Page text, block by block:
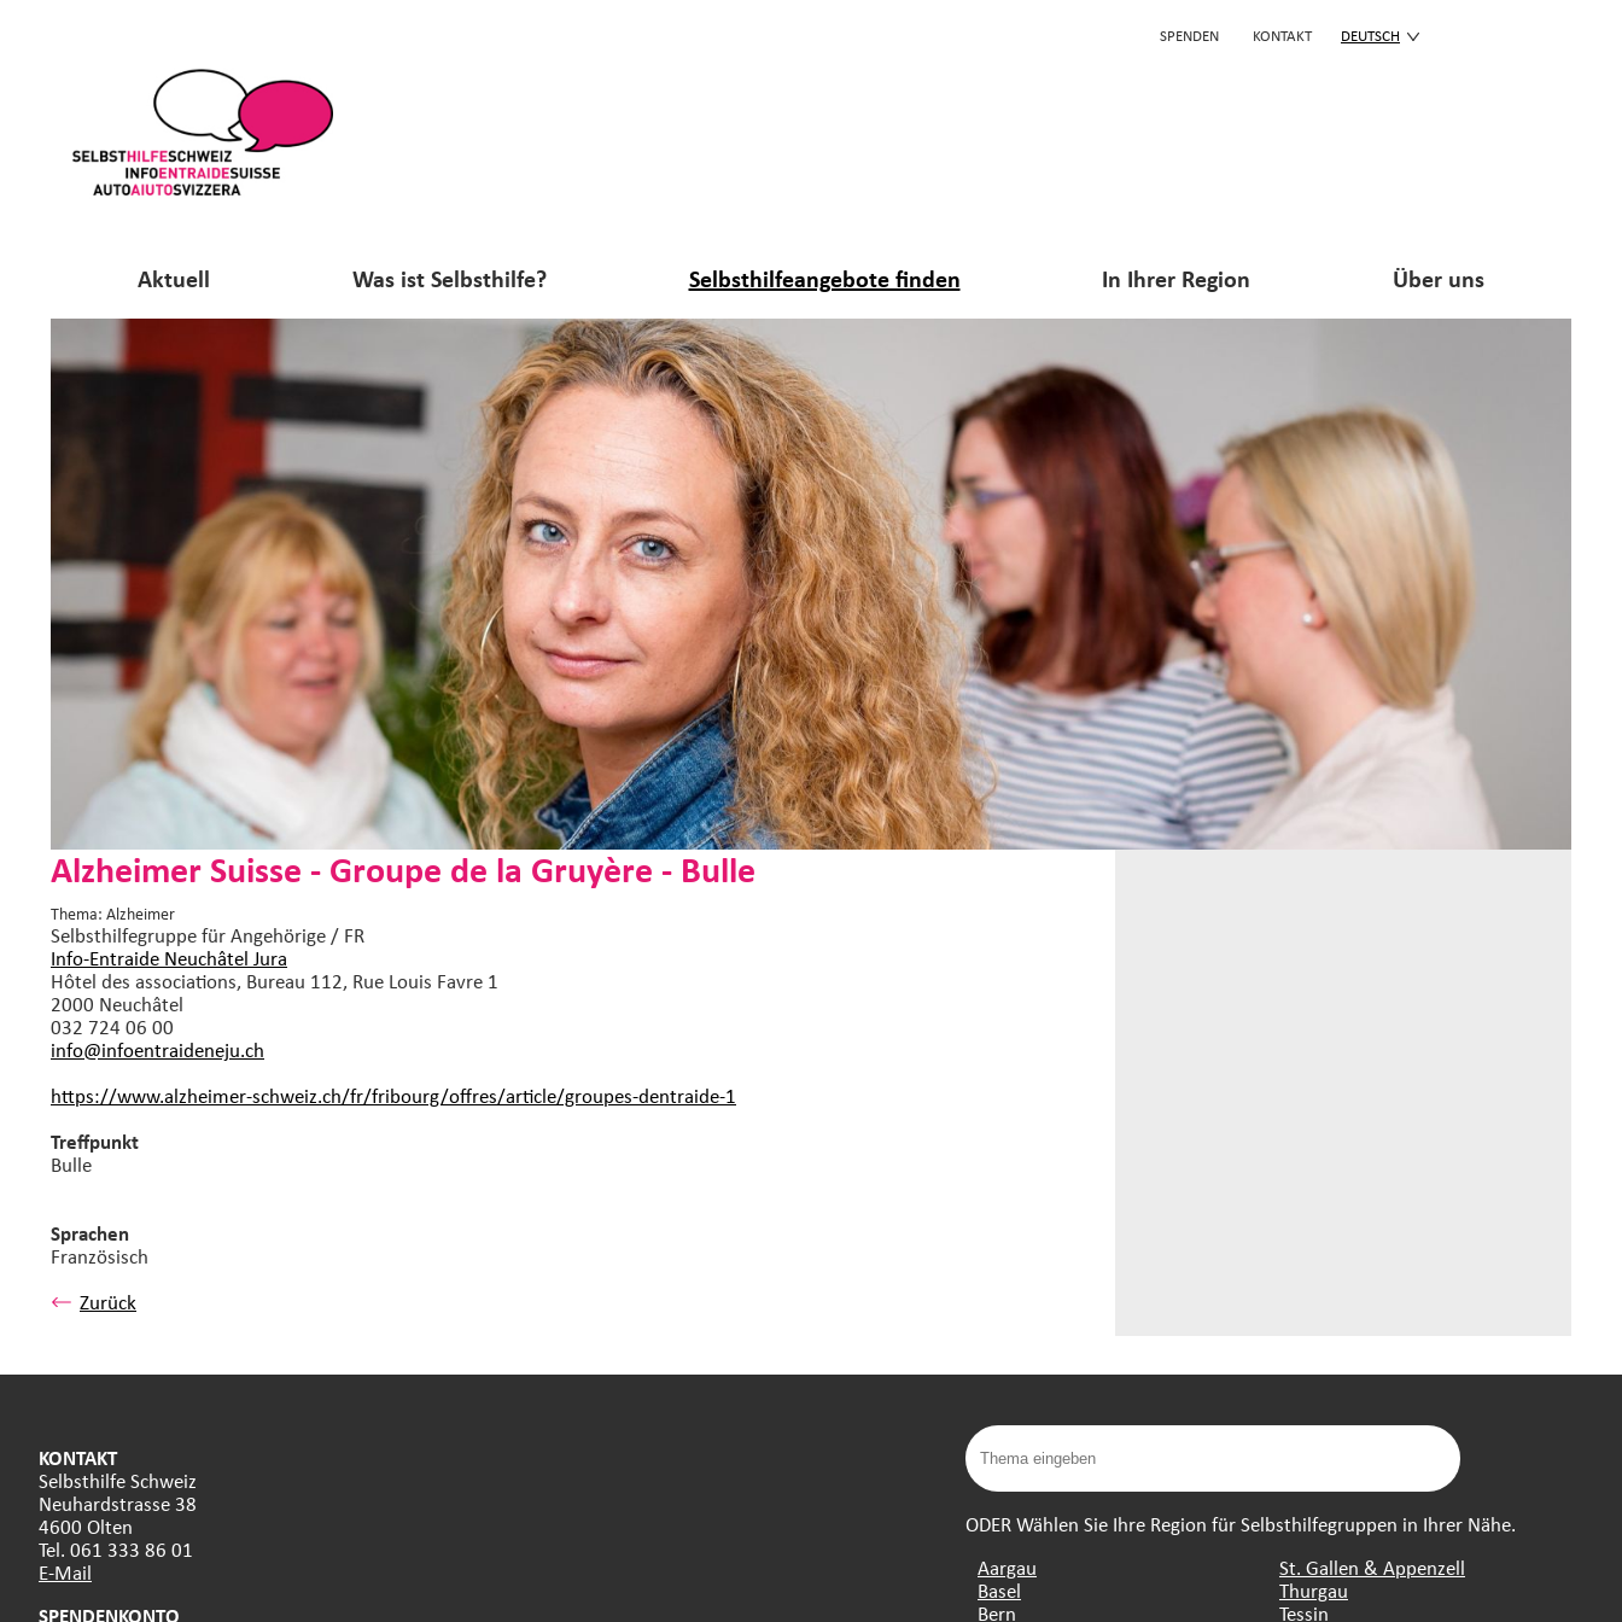
SPENDEN KONTAKT DEUTSCH
Aktuell Was ist Selbsthilfe? Selbsthilfeangebote finden In Ihrer Region Über uns
Alzheimer Suisse - Groupe de la Gruyère - Bulle
Thema: Alzheimer
Selbsthilfegruppefür Angehörige / FR
Info-Entraide Neuchâtel Jura
Hôtel des associations, Bureau 112, Rue Louis Favre 1
2000 Neuchâtel
032 724 06 00
info@infoentraideneju.ch
https://www.alzheimer-schweiz.ch/fr/fribourg/offres/article/groupes-dentraide-1
Treffpunkt
Bulle
Sprachen
Französisch
Zurück
KONTAKT
Selbsthilfe Schweiz
Neuhardstrasse 38
4600 Olten
Tel. 061 333 86 01
E-Mail
SPENDENKONTO
ODER Wählen Sie Ihre Region für Selbsthilfegruppen in Ihrer Nähe.
Aargau
Basel
Bern
St. Gallen & Appenzell
Thurgau
Tessin